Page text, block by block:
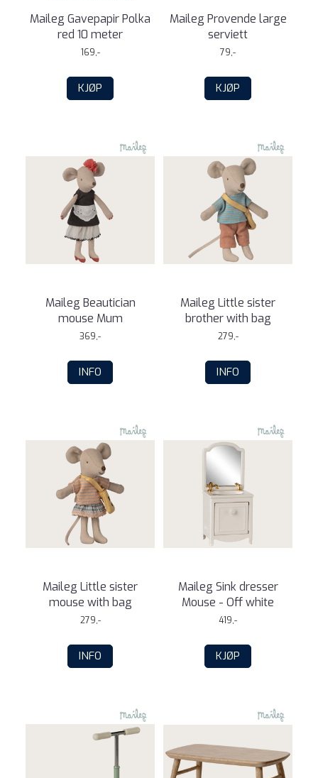
Maileg Gavepapir Polka
red 10 meter
169,-
KJØP
Maileg Provende large
serviett
79,-
KJØP
Maileg Beautician
mouse Mum
369,-
INFO
Maileg Little sister
brother with bag
279,-
INFO
Maileg Little sister
mouse with bag
279,-
INFO
Maileg Sink dresser
Mouse - Off white
419,-
KJØP